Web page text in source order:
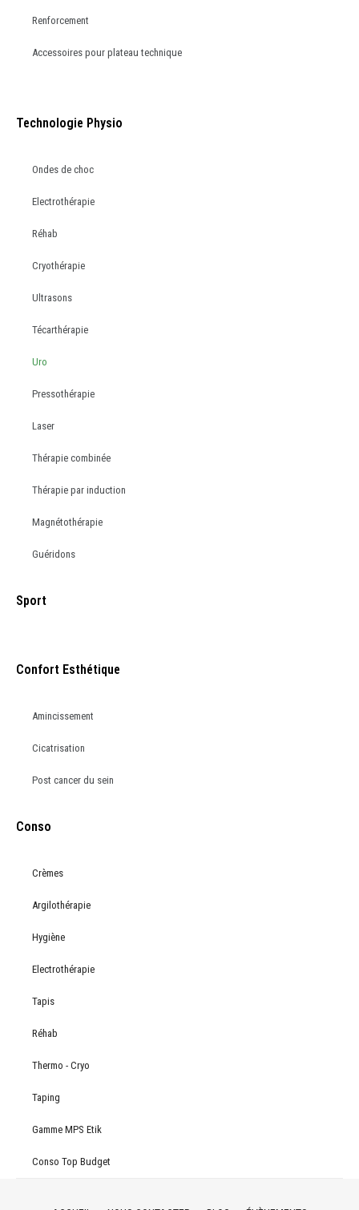
Renforcement
Accessoires pour plateau technique
Technologie Physio
Ondes de choc
Electrothérapie
Réhab
Cryothérapie
Ultrasons
Técarthérapie
Uro
Pressothérapie
Laser
Thérapie combinée
Thérapie par induction
Magnétothérapie
Guéridons
Sport
Confort Esthétique
Amincissement
Cicatrisation
Post cancer du sein
Conso
Crèmes
Argilothérapie
Hygiène
Electrothérapie
Tapis
Réhab
Thermo - Cryo
Taping
Gamme MPS Etik
Conso Top Budget